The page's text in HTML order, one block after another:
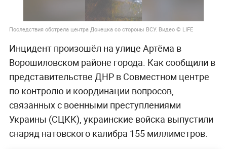
Последствия обстрела центра Донецка со стороны ВСУ. Видео © LIFE
Инцидент произошёл на улице Артёма в
Ворошиловском районе города. Как сообщили в
представительстве ДНР в Совместном центре
по контролю и координации вопросов,
связанных с военными преступлениями
Украины (СЦКК), украинские войска выпустили
снаряд натовского калибра 155 миллиметров.